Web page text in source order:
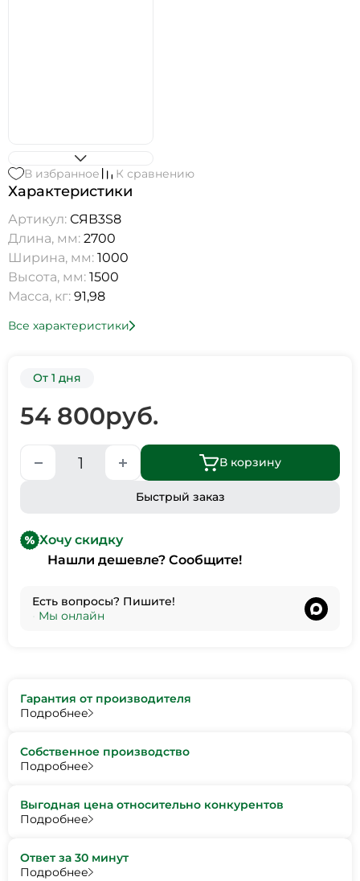
В избранное К сравнению
Характеристики
Артикул: СЯВ3S8
Длина, мм: 2700
Ширина, мм: 1000
Высота, мм: 1500
Масса, кг: 91,98
Все характеристики
От 1 дня
54 800руб.
В корзину
Быстрый заказ
Хочу скидку
Нашли дешевле? Сообщите!
Есть вопросы? Пишите!
Мы онлайн
Гарантия от производителя
Подробнее
Собственное производство
Подробнее
Выгодная цена относительно конкурентов
Подробнее
Ответ за 30 минут
Подробнее